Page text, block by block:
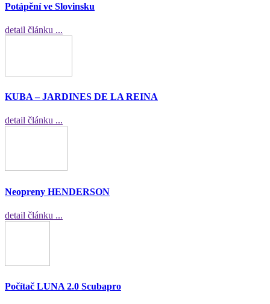
Potápění ve Slovinsku
detail článku ...
KUBA – JARDINES DE LA REINA
detail článku ...
Neopreny HENDERSON
detail článku ...
Počítač LUNA 2.0 Scubapro